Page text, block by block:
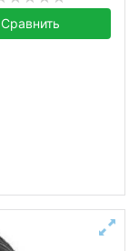
Сравнить